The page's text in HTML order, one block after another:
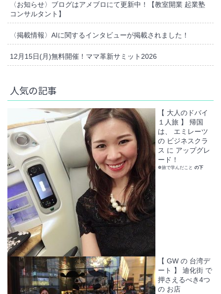
〈お知らせ〉ブログはアメブロにて更新中！【教室開業 起業塾
コンサルタント】
〈掲載情報〉AIに関するインタビューが掲載されました！
12月15日(月)無料開催！ママ革新サミット2026
人気の記事
【 大人のドバイ
１人旅 】 帰国
は、 エミレーツ
の ビジネスクラ
ス に アップグレ
ード！
❁旅で学んだこと の下
【 GW の 台湾デ
ート 】 迪化街 で
押さえるべき4つ
の お店